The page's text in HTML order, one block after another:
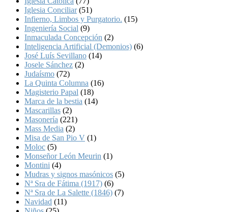
Iglesia Conciliar(51)
Infierno, Limbos y Purgatorio. (15)
Ingeniería Social (9)
Inmaculada Concepción (2)
Inteligencia Artificial (Demonios) (6)
José Luís Sevillano (14)
Josele Sánchez (2)
Judaísmo (72)
La Quinta Columna (16)
Magisterio Papal (18)
Marca de la bestia (14)
Mascarillas (2)
Masonería (221)
Mass Media (2)
Misa de San Pio V (1)
Moloc (5)
Monseñor León Meurin (1)
Montini (4)
Mudras y signos masónicos (5)
Nª Sra de Fátima (1917) (6)
Nª Sra de La Salette (1846) (7)
Navidad (11)